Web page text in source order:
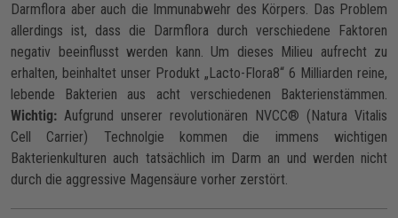
Darmflora aber auch die Immunabwehr des Körpers. Das Problem
allerdings ist, dass die Darmflora durch verschiedene Faktoren
negativ beeinflusst werden kann. Um dieses Milieu aufrecht zu
erhalten, beinhaltet unser Produkt „Lacto-Flora8“ 6 Milliarden reine,
lebende Bakterien aus acht verschiedenen Bakterienstämmen.
Wichtig: Aufgrund unserer revolutionären NVCC® (Natura Vitalis
Cell Carrier) Technolgie kommen die immens wichtigen
Bakterienkulturen auch tatsächlich im Darm an und werden nicht
durch die aggressive Magensäure vorher zerstört.